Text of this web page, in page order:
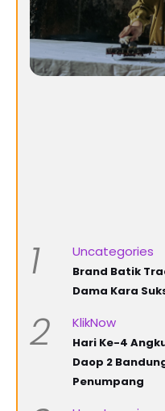
1 Uncategories
Brand Batik
Dama Kara
2 KlikNow
Hari Ke-4
Daop 2
Penumpang